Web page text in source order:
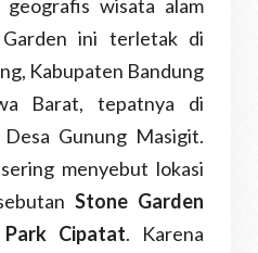
wisata alam
ini terletak di
Kabupaten Bandung
Barat, tepatnya di
Gunung Masigit.
menyebut lokasi
Stone Garden
Cipatat. Karena